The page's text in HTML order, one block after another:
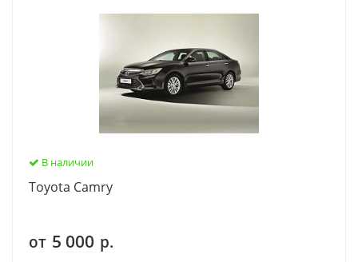
В наличии
Тoyota Camry
от 5 000 р.